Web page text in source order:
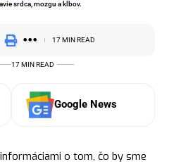
srdca, mozgu a kĺbov.
17 MIN READ
17 MIN READ
Google News
o tom, čo by sme